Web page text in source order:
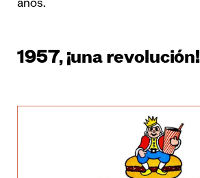
años.
1957, ¡una revolución!